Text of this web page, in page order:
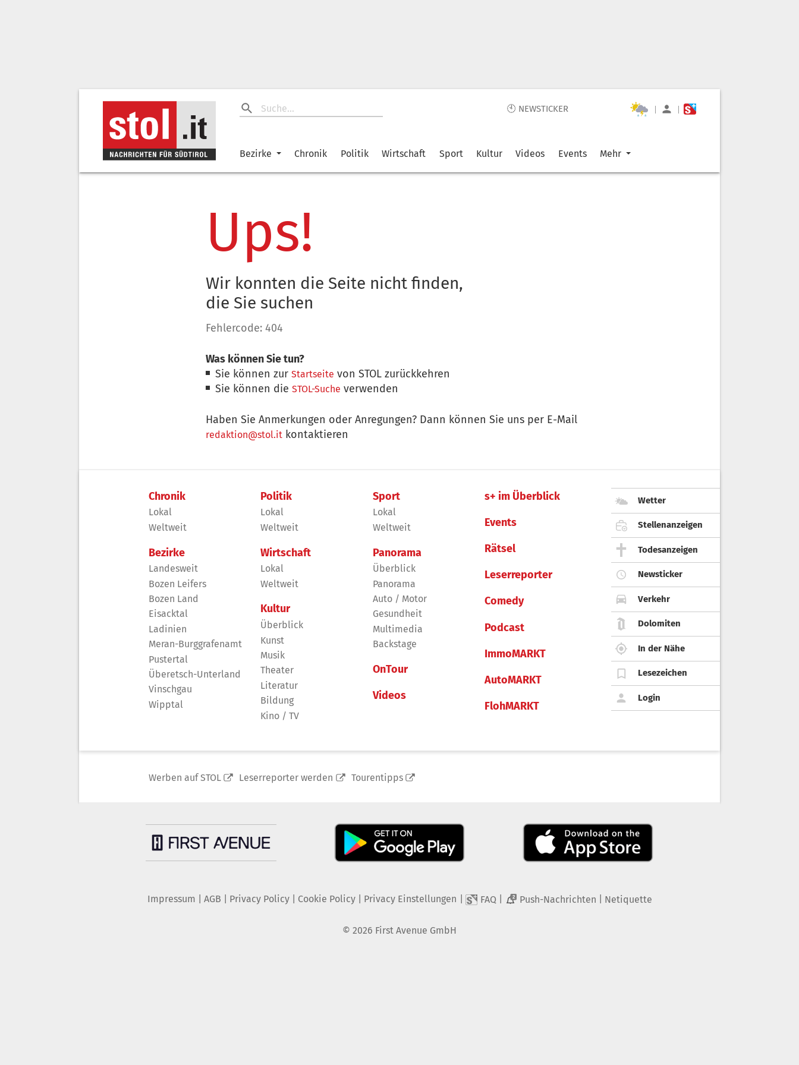
🕙 NEWSTICKER | |
Bezirke Chronik Politik Wirtschaft Sport Kultur Videos Events Mehr
Ups!
Wir konnten die Seite nicht finden,
die Sie suchen
Fehlercode: 404
Was können Sie tun?
Sie können zurStartseite von STOL zurückkehren
Sie können dieSTOL-Suche verwenden
Haben Sie Anmerkungen oder Anregungen? Dann können Sie uns per E-Mail
redaktion@stol.it kontaktieren
Chronik
Lokal
Weltweit
Bezirke
Landesweit
Bozen Leifers
Bozen Land
Eisacktal
Ladinien
Meran-Burggrafenamt
Pustertal
Überetsch-Unterland
Vinschgau
Wipptal
Politik
Lokal
Weltweit
Wirtschaft
Lokal
Weltweit
Kultur
Überblick
Kunst
Musik
Theater
Literatur
Bildung
Kino / TV
Sport
Lokal
Weltweit
Panorama
Überblick
Panorama
Auto / Motor
Gesundheit
Multimedia
Backstage
OnTour
Videos
s+ im Überblick
Events
Rätsel
Leserreporter
Comedy
Podcast
ImmoMARKT
AutoMARKT
FlohMARKT
Wetter
Stellenanzeigen
Todesanzeigen
Newsticker
Verkehr
Dolomiten
In der Nähe
Lesezeichen
Login
Werben auf STOL Leserreporter werden Tourentipps
Impressum AGB Privacy Policy| Cookie Policy| Privacy Einstellungen FAQ 2 Push-Nachrichten Netiquette
© 2026 First Avenue GmbH